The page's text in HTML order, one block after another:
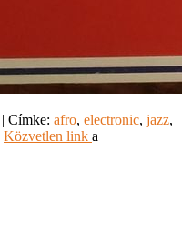
| Címke: afro, electronic, jazz,
Közvetlen link a